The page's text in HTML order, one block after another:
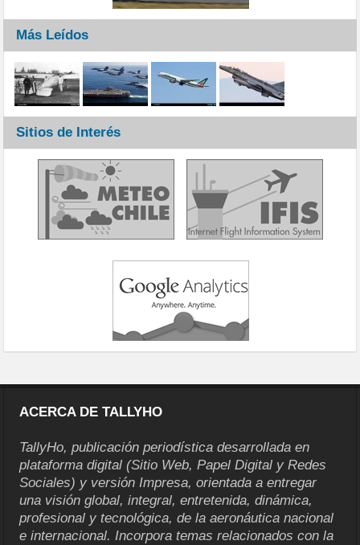
Más Leídos
Sitios de Interés
ACERCA DE TALLYHO
TallyHo, publicación periodística desarrollada en
plataforma digital (Sitio Web, Papel Digital y Redes
Sociales) y versión Impresa, orientada a entregar
una visión global, integral, entretenida, dinámica,
profesional y tecnológica, de la aeronáutica nacional
e internacional. Incorpora temas relacionados con la